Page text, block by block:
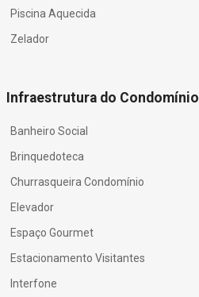
Piscina Aquecida
Zelador
Infraestrutura do Condomínio
Banheiro Social
Brinquedoteca
Churrasqueira Condomínio
Elevador
Espaço Gourmet
Estacionamento Visitantes
Interfone